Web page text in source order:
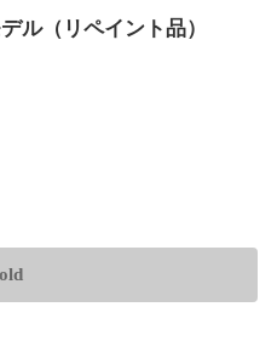
ル（リペイント品）